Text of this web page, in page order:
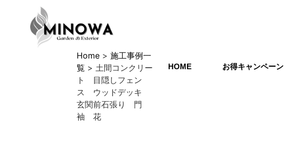
Home > 施工事例一
覧 > 土間コンクリー
ト 目隠しフェン
ス ウッドデッキ
玄関前石張り 門
袖 花
HOME お得キャンペーン